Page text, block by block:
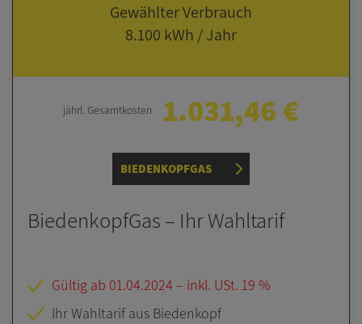
Gewählter Verbrauch
8.100 kWh / Jahr
jährl. Gesamt­kosten 1.031,46 €
BIEDENKOPFGAS
BiedenkopfGas – Ihr Wahltarif
Gültig ab 01.04.2024 – inkl. USt. 19 %
Ihr Wahltarif aus Biedenkopf